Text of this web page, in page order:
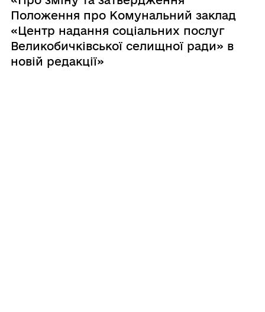
Положення про Комунальний заклад
«Центр надання соціальних послуг
Великобичківської селищної ради» в
новій редакції»